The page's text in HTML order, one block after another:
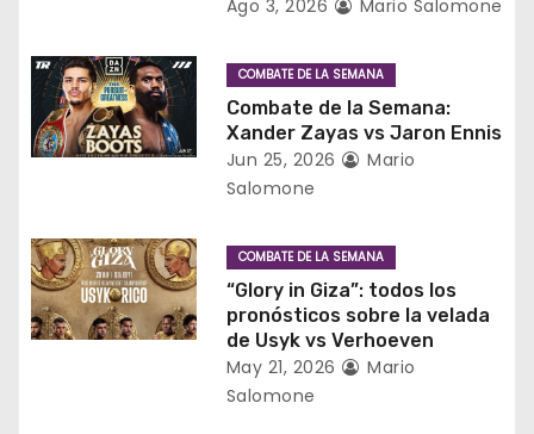
e
n
a
d
Ago 3, 2026 Mario Salomone
COMBATE DE LA SEMANA
Combate de la Semana:
Xander Zayas vs Jaron Ennis
Jun 25, 2026
Mario
Salomone
COMBATE DE LA SEMANA
“Glory in Giza”: todos los
pronósticos sobre la velada
de Usyk vs Verhoeven
May 21, 2026
Mario
Salomone